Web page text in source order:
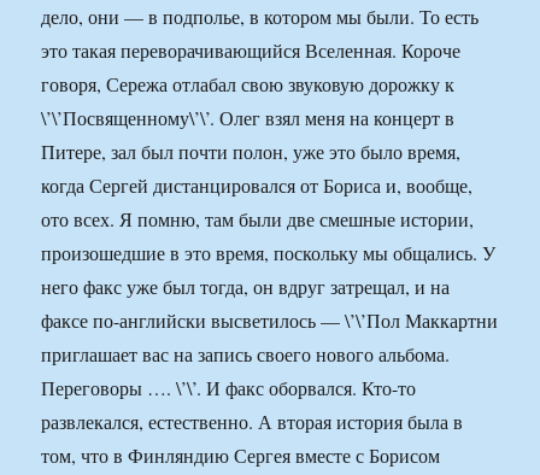
дело, они — в подполье, в котором мы были. То есть
это такая переворачивающийся Вселенная. Короче
говоря, Сережа отлабал свою звуковую дорожку к
\’\’Посвященному\’\’. Олег взял меня на концерт в
Питере, зал был почти полон, уже это было время,
когда Сергей дистанцировался от Бориса и, вообще,
ото всех. Я помню, там были две смешные истории,
произошедшие в это время, поскольку мы общались. У
него факс уже был тогда, он вдруг затрещал, и на
факсе по-английски высветилось — \’\’Пол Маккартни
приглашает вас на запись своего нового альбома.
Переговоры …. \’\’. И факс оборвался. Кто-то
развлекался, естественно. А вторая история была в
том, что в Финляндию Сергея вместе с Борисом